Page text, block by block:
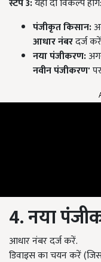
पंजीकृत किसान:
आधार नंबरदर्ज
नया पंजीकरण:
नवीन पंजीकरण'
4️.नया
आधार नंबर दर्ज करें.
डिवाइस का चयन करें